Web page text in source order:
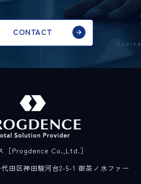
CONTACT
［Progdence Co.,Ltd.］
田区神田駿河台2-5-1 御茶ノ水ファー